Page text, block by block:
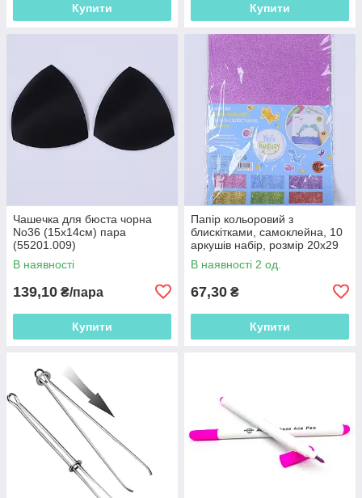
Купити Купити
Чашечка для бюста чорна
No36 (15х14см) пара
(55201.009)
В наявності
139,10 ₴/пара
Купити
Папір кольоровий з
блискітками, самоклейна, 10
аркушів набір, розмір 20х29
см (56275.003)
В наявності 2 од.
67,30 ₴
Купити